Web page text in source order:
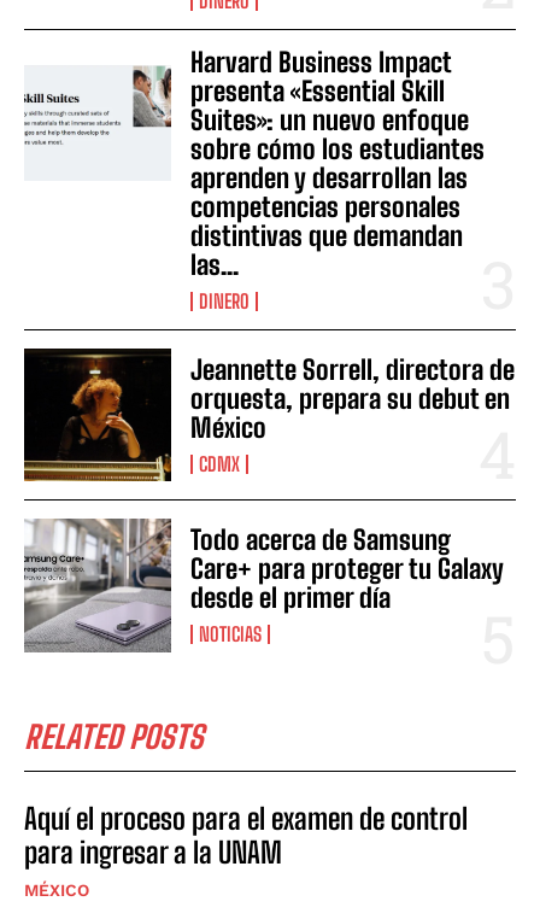
Harvard Business Impact
presenta «Essential Skill
Suites»: un nuevo enfoque
sobre cómo los estudiantes
aprenden y desarrollan las
competencias personales
distintivas que demandan
las...
DINERO
Jeannette Sorrell, directora de
orquesta, prepara su debut en
México
CDMX
Todo acerca de Samsung
Care+ para proteger tu Galaxy
desde el primer día
NOTICIAS
RELATED POSTS
Aquí el proceso para el examen de control
para ingresar a la UNAM
MÉXICO